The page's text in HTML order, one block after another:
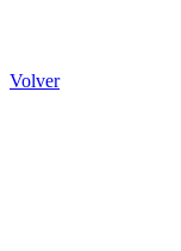
Volver